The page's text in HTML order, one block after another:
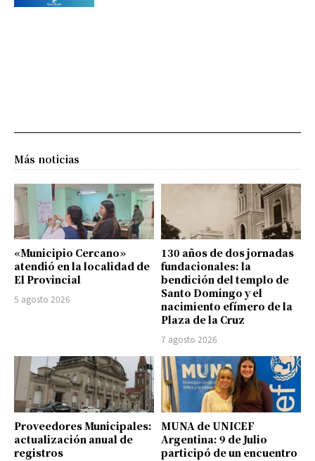
Más noticias
«Municipio Cercano»
atendió en la localidad de
El Provincial
5 agosto 2026
130 años de dos jornadas
fundacionales: la
bendición del templo de
Santo Domingo y el
nacimiento efímero de la
Plaza de la Cruz
7 agosto 2026
Proveedores Municipales:
actualización anual de
registros
MUNA de UNICEF
Argentina: 9 de Julio
participó de un encuentro